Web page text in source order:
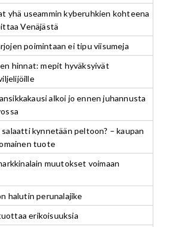
yhä useammin kyberuhkien kohteena
Venäjästä
poimintaan ei tipu viisumeja
hinnat: mepit hyväksyivät
alkoi jo ennen juhannusta
kynnetään peltoon? – kaupan
tuote
muutokset voimaan
halutin perunalajike
erikoisuuksia